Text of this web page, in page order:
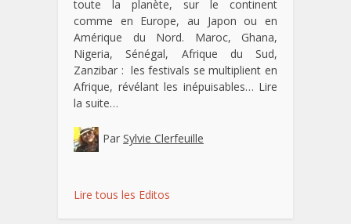
toute la planète, sur le continent
comme en Europe, au Japon ou en
Amérique du Nord. Maroc, Ghana,
Nigeria, Sénégal, Afrique du Sud,
Zanzibar : les festivals se multiplient en
Afrique, révélant les inépuisables… Lire
la suite…
Par Sylvie Clerfeuille
Lire tous les Editos